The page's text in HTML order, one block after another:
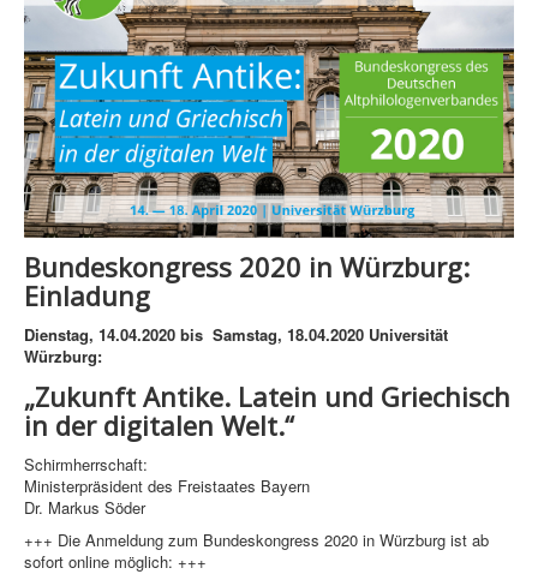
Bundeskongress 2020 in Würzburg:
Einladung
Dienstag, 14.04.2020 bis Samstag, 18.04.2020 Universität
Würzburg:
„Zukunft Antike. Latein und Griechisch
in der digitalen Welt.“
Schirmherrschaft:
Ministerpräsident des Freistaates Bayern
Dr. Markus Söder
+++ Die Anmeldung zum Bundeskongress 2020 in Würzburg ist ab
sofort online möglich: +++